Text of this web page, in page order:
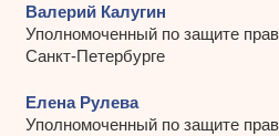
Валерий Калугин
Уполномоченный по защите
Санкт-Петербурге
Елена Рулева
Уполномоченный по защите